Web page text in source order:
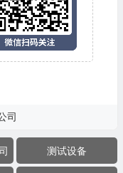
司
测试设备